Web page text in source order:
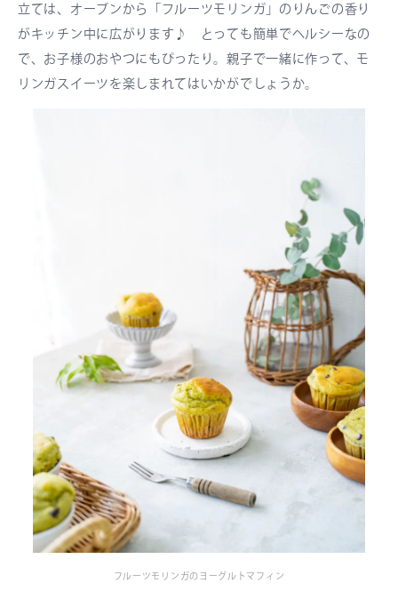
立ては、オーブンから「フルーツモリンガ」のりんごの香り
がキッチン中に広がります♪ とっても簡単でヘルシーなの
で、お子様のおやつにもぴったり。親子で一緒に作って、モ
リンガスイーツを楽しまれてはいかがでしょうか。
フルーツモリンガのヨーグルトマフィン